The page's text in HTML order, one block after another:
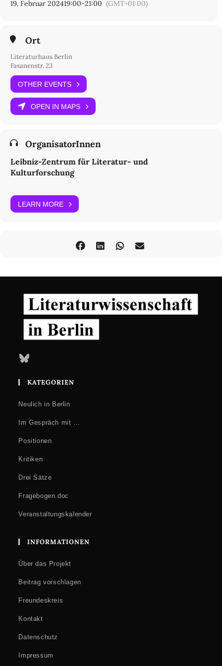
19. Februar 202419:00-21:00 (GMT+01:00)
Ort
Literaturhaus Berlin
Fasanenstr. 23
OTHER EVENTS
OPEN IN MAPS
OrganisatorInnen
Leibniz-Zentrum für Literatur- und
Kulturforschung
LEARN MORE
Bluesky
KATEGORIEN
Neulich in Berlin
Im Gespräch mit …
Positionen
Kritiken
Drei Sätze
Fragebogen.doc
Veranstaltungskalender
INFORMATIONEN
Über das Projekt
Beitrag vorschlagen
Freundeskreis
Kontakt
Datenschutz
Impressum